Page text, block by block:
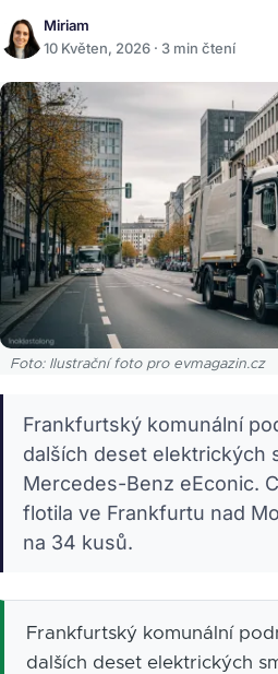
Miriam
10 Květen, 2026 · 3 min čtení
Foto: Ilustrační foto pro evmagazin.cz
Frankfurtský komunální
dalších deset elektrických
Mercedes-Benz eEconic.
flotila ve Frankfurtu nad
na 34 kusů.
Frankfurtský komunální
dalších deset elektrických